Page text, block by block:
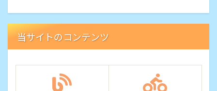
当サイトのコンテンツ